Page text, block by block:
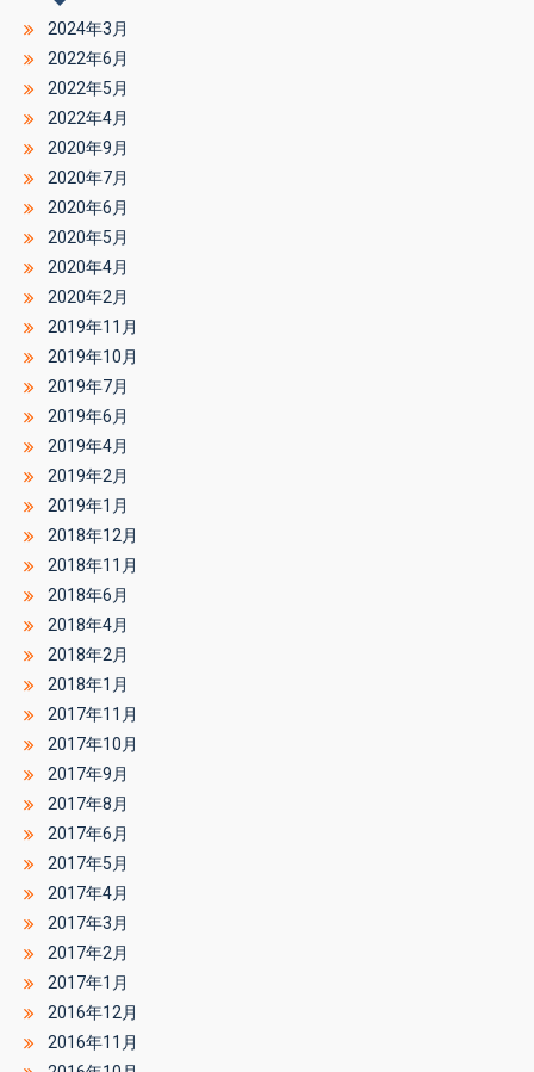
2024年3月
2022年6月
2022年5月
2022年4月
2020年9月
2020年7月
2020年6月
2020年5月
2020年4月
2020年2月
2019年11月
2019年10月
2019年7月
2019年6月
2019年4月
2019年2月
2019年1月
2018年12月
2018年11月
2018年6月
2018年4月
2018年2月
2018年1月
2017年11月
2017年10月
2017年9月
2017年8月
2017年6月
2017年5月
2017年4月
2017年3月
2017年2月
2017年1月
2016年12月
2016年11月